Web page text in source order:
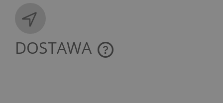
DOSTAWA
CENA NIE ZAWIERA EWENTUALNYCH KOSZTÓW